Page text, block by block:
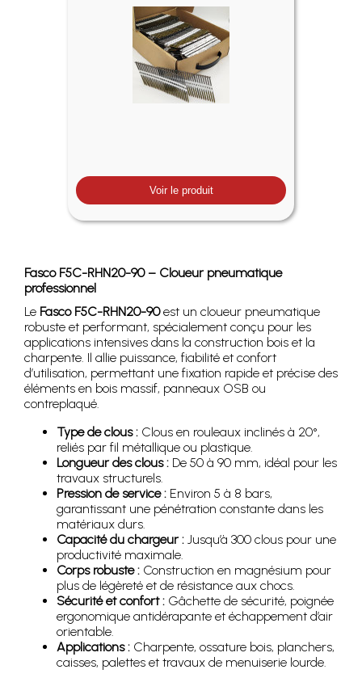
Voir le produit
Fasco F5C-RHN20-90 – Cloueur pneumatique
professionnel
Le Fasco F5C-RHN20-90est un cloueur pneumatique
robuste et performant, spécialement conçu pour les
applications intensives dans la construction bois et la
charpente. Il allie puissance, fiabilité et confort
d’utilisation, permettant une fixation rapide et précise des
éléments en bois massif, panneaux OSB ou
contreplaqué.
Type de clous : Clous en rouleaux inclinés à 20°,
reliés par fil métallique ou plastique.
Longueur des clous : De 50 à 90 mm, idéal pour les
travaux structurels.
Pression de service : Environ 5 à 8 bars,
garantissant une pénétration constante dans les
matériaux durs.
Capacité du chargeur : Jusqu’à 300 clous pour une
productivité maximale.
Corps robuste : Construction en magnésium pour
plus de légèreté et de résistance aux chocs.
Sécurité et confort : Gâchette de sécurité, poignée
ergonomique antidérapante et échappement d’air
orientable.
Applications : Charpente, ossature bois, planchers,
caisses, palettes et travaux de menuiserie lourde.